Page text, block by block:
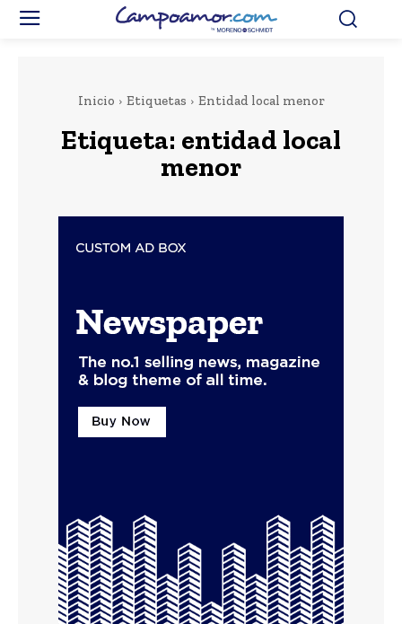
Inicio Etiquetas Entidad local menor
Etiqueta: entidad local
menor